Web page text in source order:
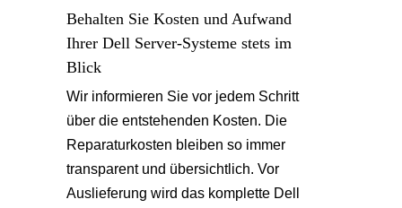
Behalten Sie Kosten und Aufwand
Ihrer Dell Server-Systeme stets im
Blick
Wir informieren Sie vor jedem Schritt
über die entstehenden Kosten. Die
Reparaturkosten bleiben so immer
transparent und übersichtlich. Vor
Auslieferung wird das komplette Dell